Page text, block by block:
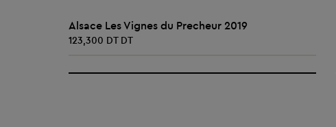
AJOUTER AU PANIER
Alsace Les Vignes du Precheur 2019
123,300 DT DT